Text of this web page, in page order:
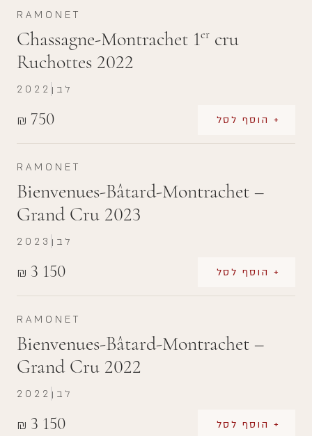
RAMONET
Chassagne-Montrachet 1er cru
Ruchottes 2022
₪ 750 + הוסף לסל
2022 לבן
RAMONET
Bienvenues-Bâtard-Montrachet –
Grand Cru 2023
₪ 3 150 + הוסף לסל
2023 לבן
RAMONET
Bienvenues-Bâtard-Montrachet –
Grand Cru 2022
₪ 3 150 + הוסף לסל
2022 לבן